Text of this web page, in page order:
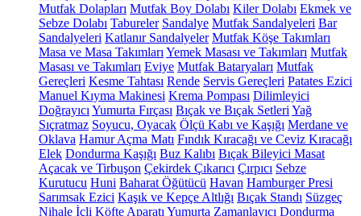
Mutfak Dolapları Mutfak Boy Dolabı Kiler Dolabı Ekmek ve
Sebze Dolabı Tabureler Sandalye Mutfak Sandalyeleri Bar
Sandalyeleri Katlanır Sandalyeler Mutfak Köşe Takımları
Masa ve Masa Takımları Yemek Masası ve Takımları Mutfak
Masası ve Takımları Eviye Mutfak Bataryaları Mutfak
Gereçleri Kesme Tahtası Rende Servis Gereçleri Patates Ezici
Manuel Kıyma Makinesi Krema Pompası Dilimleyici
Doğrayıcı Yumurta Fırçası Bıçak ve Bıçak Setleri Yağ
Sıçratmaz Soyucu, Oyacak Ölçü Kabı ve Kaşığı Merdane ve
Oklava Hamur Açma Matı Fındık Kıracağı ve Ceviz Kıracağı
Elek Dondurma Kaşığı Buz Kalıbı Bıçak Bileyici Masat
Açacak ve Tirbuşon Çekirdek Çıkarıcı Çırpıcı Sebze
Kurutucu Huni Baharat Öğütücü Havan Hamburger Presi
Sarımsak Ezici Kaşık ve Kepçe Altlığı Bıçak Standı Süzgeç
Nihale İçli Köfte Aparatı Yumurta Zamanlayıcı Dondurma